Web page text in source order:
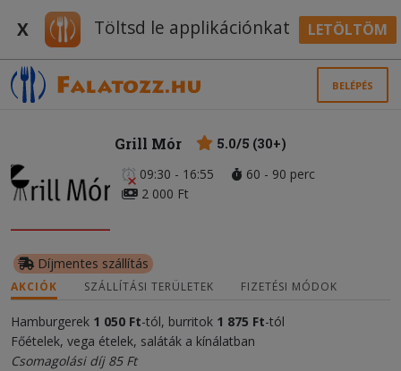
X Töltsd le applikációnkat LETÖLTÖM
BELÉPÉS
Grill Mór
5.0/5 (30+)
09:30 - 16:55
60 - 90 perc
2 000 Ft
Díjmentes szállítás
AKCIÓK SZÁLLÍTÁSI TERÜLETEK FIZETÉSI MÓDOK
Hamburgerek 1 050 Ft-tól, burritok 1 875 Ft-tól
Főételek, vega ételek, saláták a kínálatban
Csomagolási díj 85 Ft